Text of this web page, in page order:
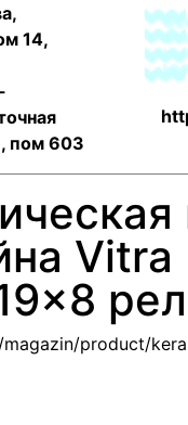
14,
пом 603
product/